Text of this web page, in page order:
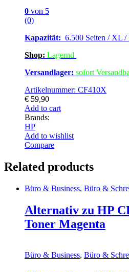
0 von 5
(0)
Kapazität: 6.500 Seiten / XL /
Shop: Lagernd
Versandlager: sofort
Artikelnummer: CF410X
€ 59,90
Add to cart
Brands:
HP
Add to wishlist
Compare
Related products
Büro & Business, Büro &
Alternativ zu HP
Toner Magenta
Büro & Business, Büro &